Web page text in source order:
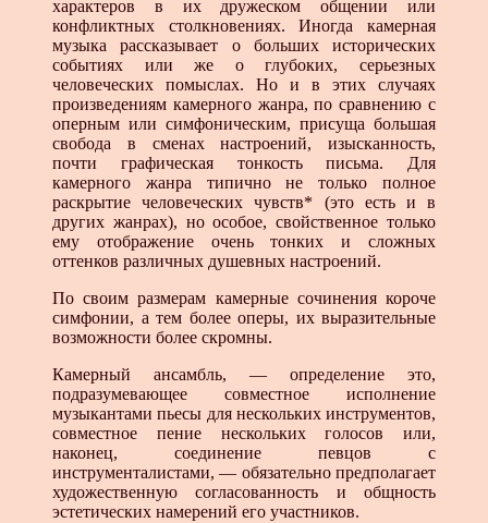
характеров в их дружеском общении или
конфликтных столкновениях. Иногда камерная
музыка рассказывает о больших исторических
событиях или же о глубоких, серьезных
человеческих помыслах. Но и в этих случаях
произведениям камерного жанра, по сравнению с
оперным или симфоническим, присуща большая
свобода в сменах настроений, изысканность,
почти графическая тонкость письма. Для
камерного жанра типично не только полное
раскрытие человеческих чувств* (это есть и в
других жанрах), но особое, свойственное только
ему отображение очень тонких и сложных
оттенков различных душевных настроений.
По своим размерам камерные сочинения короче
симфонии, а тем более оперы, их выразительные
возможности более скромны.
Камерный ансамбль, — определение это,
подразумевающее совместное исполнение
музыкантами пьесы для нескольких инструментов,
совместное пение нескольких голосов или,
наконец, соединение певцов с
инструменталистами, — обязательно предполагает
художественную согласованность и общность
эстетических намерений его участников.